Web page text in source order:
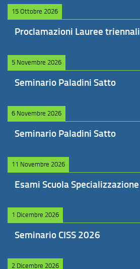
15 Ottobre 2026
Proclamazioni Lauree triennali
5 Novembre 2026
Seminario Paladini Satto
6 Novembre 2026
Seminario Paladini Satto
11 Novembre 2026
Esami Scuola Specializzazione
1 Dicembre 2026
Seminario CISS 2026
2 Dicembre 2026